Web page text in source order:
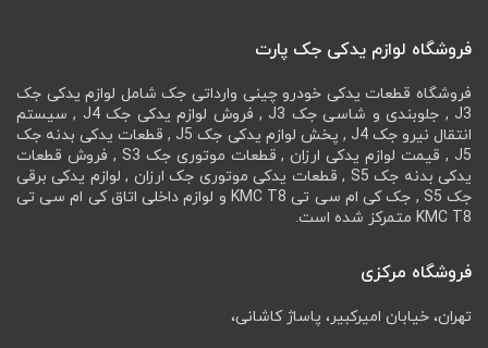
فروشگاه لوازم یدکی جک پارت
فروشگاه قطعات یدکی خودرو چینی وارداتی جک شامل لوازم یدکی جک
J3 , جلوبندی و شاسی جک J3 , فروش لوازم یدکی جک J4 , سیستم
انتقال نیرو جک J4 , پخش لوازم یدکی جک J5 , قطعات یدکی بدنه جک
J5 , قیمت لوازم یدکی ارزان , قطعات موتوری جک S3 , فروش قطعات
یدکی بدنه جک S5 , قطعات یدکی موتوری جک ارزان , لوازم یدکی برقی
جک S5 , جک کی ام سی تی KMC T8 و لوازم داخلی اتاق کی ام سی تی
KMC T8 متمرکز شده است.
فروشگاه مرکزی
تهران، خیابان امیرکبیر، پاساژ کاشانی،